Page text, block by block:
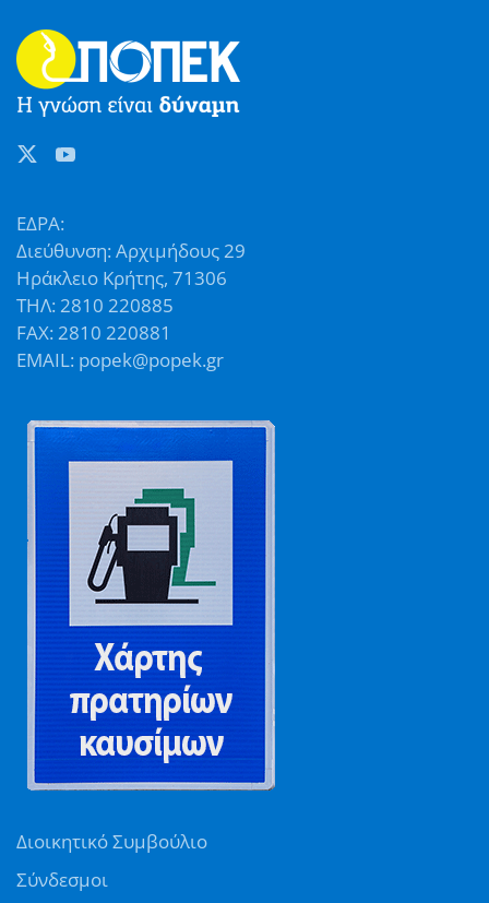
ΕΔΡΑ:
Διεύθυνση: Αρχιμήδους 29
Ηράκλειο Κρήτης, 71306
ΤΗΛ: 2810 220885
FAX: 2810 220881
EMAIL: popek@popek.gr
Διοικητικό Συμβούλιο
Σύνδεσμοι